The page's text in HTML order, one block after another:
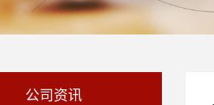
公司资讯